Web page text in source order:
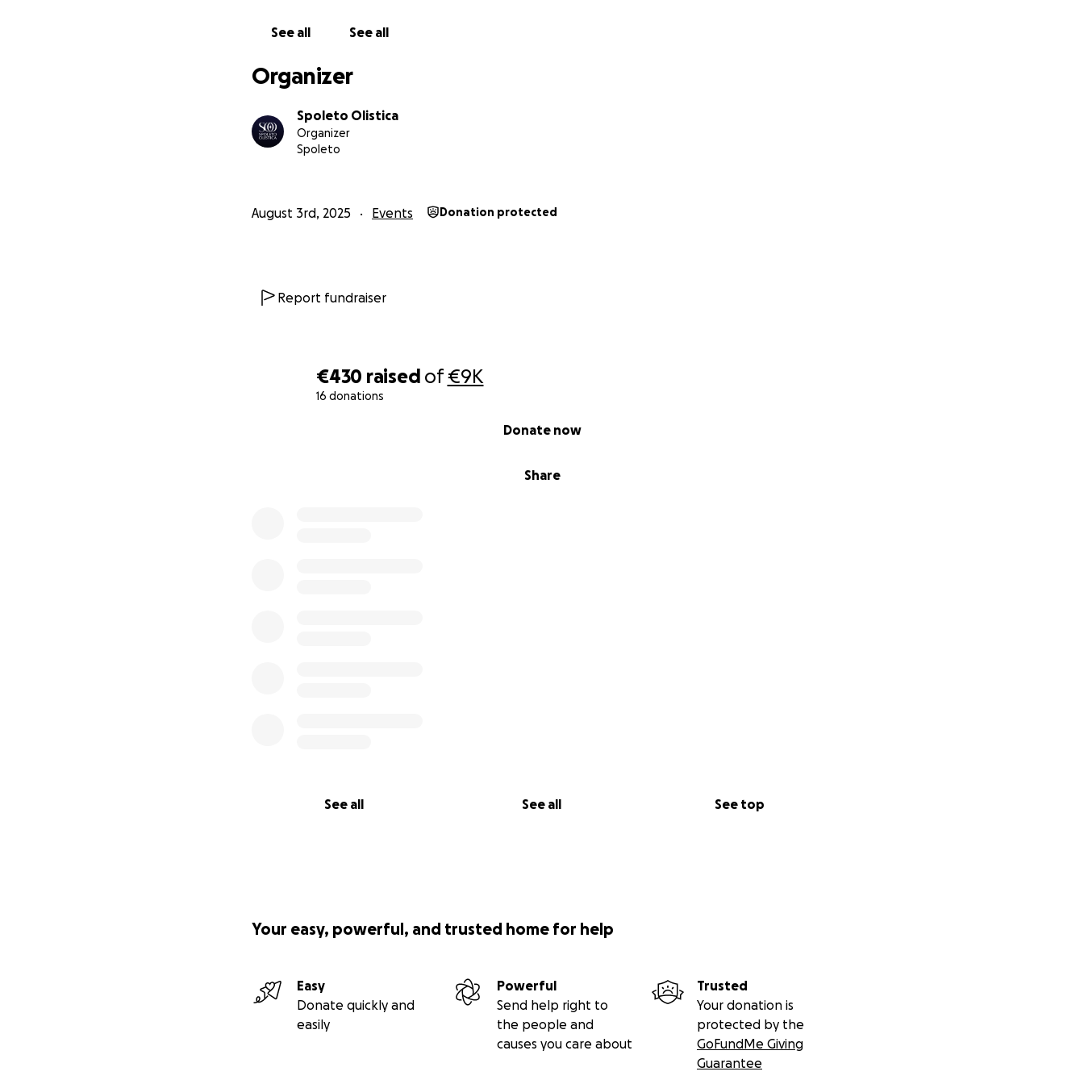
€430 raised of€9K
16 donations
Share
Donate now
See all See all See top
See all See all
Organizer
Spoleto Olistica
Organizer
Spoleto
August 3rd, 2025 Events Donation protected
Report fundraiser
Your easy, powerful, and trusted home for help
Easy
Donate quickly and
easily
Powerful
Send help right to
the people and
causes you care about
Trusted
Your donation is
protected by the
GoFundMe Giving
Guarantee